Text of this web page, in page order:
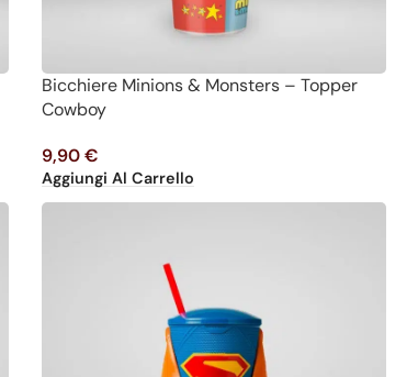
Bicchiere Minions & Monsters – Topper
Cowboy
9,90€
Aggiungi Al Carrello